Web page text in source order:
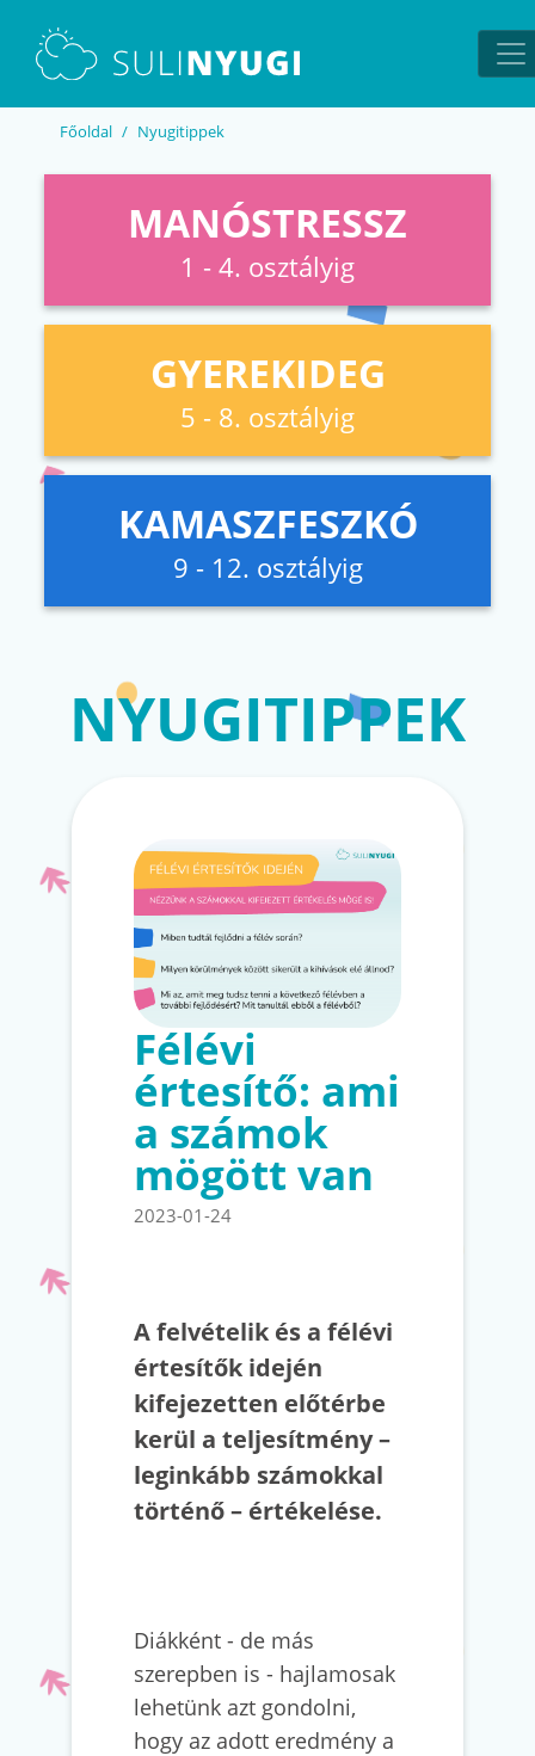
Főoldal Nyugitippek
MANÓSTRESSZ
1 - 4. osztályig
GYEREKIDEG
5 - 8. osztályig
KAMASZFESZKÓ
9 - 12. osztályig
NYUGITIPPEK
Félévi
értesítő: ami
a számok
mögött van
2023-01-24
A felvételik és a félévi
értesítők idején
kifejezetten előtérbe
kerül a teljesítmény –
leginkább számokkal
történő – értékelése.
Diákként - de más
szerepben is - hajlamosak
lehetünk azt gondolni,
hogy az adott eredmény a